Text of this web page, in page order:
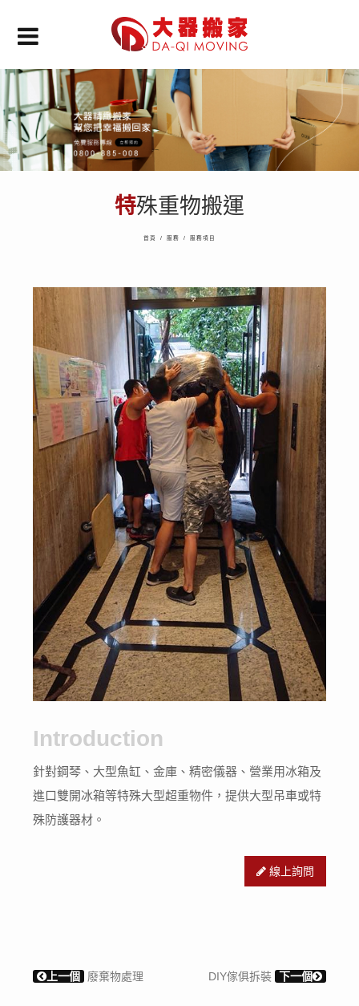
特殊重物搬運
首頁 / 服務 / 服務項目
Introduction
針對鋼琴、大型魚缸、金庫、精密儀器、營業用冰箱及
進口雙開冰箱等特殊大型超重物件，提供大型吊車或特
殊防護器材。
線上詢問
上一個 廢棄物處理 DIY傢俱拆裝 下一個